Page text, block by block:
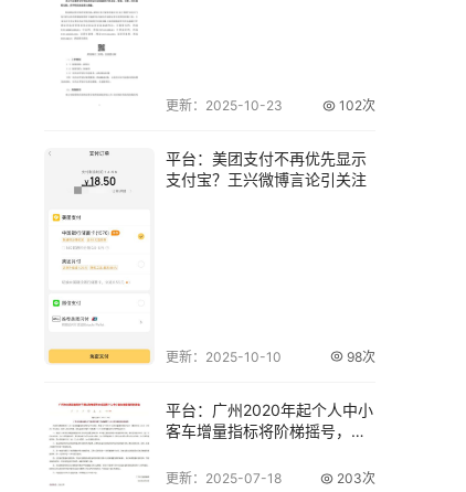
更新：2025-10-23 102次
平台：美团支付不再优先显示
支付宝？王兴微博言论引关注
更新：2025-10-10 98次
平台：广州2020年起个人中小
客车增量指标将阶梯摇号，中
更新：2025-07-18 203次